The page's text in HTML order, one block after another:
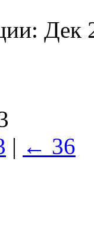
Дек
| ← 36